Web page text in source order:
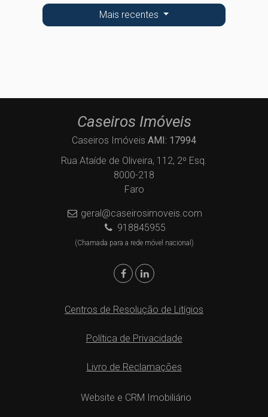
Mais recentes
Caseiros Imóveis
Caseiros Imóveis AMI: 17994
Rua Ataíde de Oliveira, 112, 2º Esq.
8000-218
Faro
geral@caseirosimoveis.com
918845955
(Chamada para a rede móvel nacional)
Centros de Resolução de Litígios
Política de Privacidade
Livro de Reclamações
Website e CRM Imobiliário